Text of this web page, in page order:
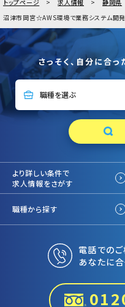
トップページ 求人情報 静岡県
沼津市岡宮☆AWS環境で業務システム開
さっそく、自分に合っ
より詳しい条件で
求人情報をさがす
職種から探す
電話でのご
あなたに